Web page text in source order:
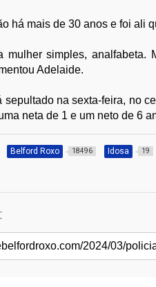
há mais de 30 anos e foi ali
simples, analfabeta.
Adelaide.
sepultado na sexta-feira, no
neta de 1 e um neto de 6
Belford Roxo 18496 Idosa 19